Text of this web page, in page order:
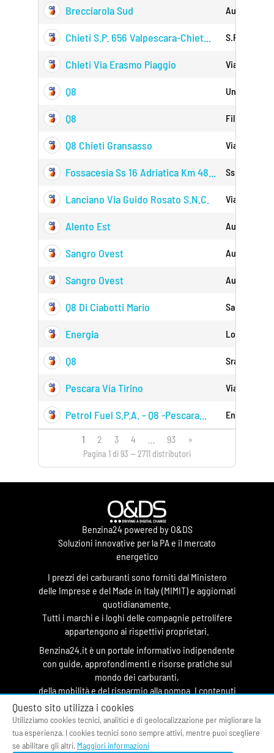
Brecciarola Sud Autostrada
Chieti S.p. 656 Valpescara-Chiet... S.p. 656
Chieti Via Erasmo Piaggio Via Erasmo
Q8 Unita'
Q8 Filippo
Q8 Chieti Gransasso Via Gran
Fossacesia Ss 16 Adriatica Km 48... Ss 16
Lanciano Via Guido Rosato S.n.c. Via Guido
Alento Est Autostrada
Sangro Ovest Autostrada
Sangro Ovest Autostrada
Q8 Di Ciabotti Mario San
Energia Loc.
Q8 Srada
Pescara Via Tirino Via Tirino
Petrol Fuel S.p.a. - Q8 -pescara... Enzo
1 2 3 4 93 »
Pagina 1 di 93 — 2711 distributori
Benzina24 powered by O&DS
Soluzioni innovative per la PA e il mercato
energetico
I prezzi dei carburanti sono forniti dal Ministero
delle Imprese e del Made in Italy (MIMIT) e aggiornati
quotidianamente.
Tutti i marchi e i loghi delle compagnie petrolifere
appartengono ai rispettivi proprietari.
Benzina24.it è un portale informativo indipendente
con guide, approfondimenti e risorse pratiche sul
mondo dei carburanti,
della mobilità e del risparmio alla pompa. I contenuti
hanno finalità divulgativa e non costituiscono
testata giornalistica.
© 2026 O&DS S.r.l.
CF & P.IVA 05058400964
Questo sito utilizza i cookies
Utilizziamo cookies tecnici, analitici e di geolocalizzazione per migliorare la
tua esperienza. I cookies tecnici sono sempre attivi, mentre puoi scegliere
se abilitare gli altri. Maggiori informazioni